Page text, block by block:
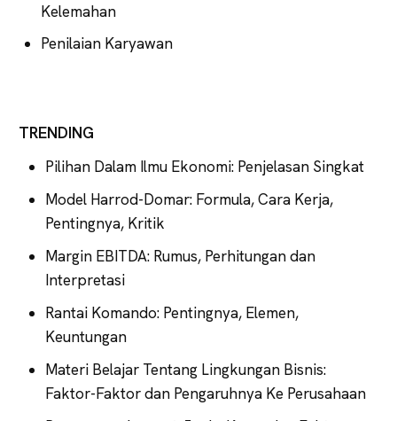
Kelemahan
Penilaian Karyawan
TRENDING
Pilihan Dalam Ilmu Ekonomi: Penjelasan Singkat
Model Harrod-Domar: Formula, Cara Kerja,
Pentingnya, Kritik
Margin EBITDA: Rumus, Perhitungan dan
Interpretasi
Rantai Komando: Pentingnya, Elemen,
Keuntungan
Materi Belajar Tentang Lingkungan Bisnis:
Faktor-Faktor dan Pengaruhnya Ke Perusahaan